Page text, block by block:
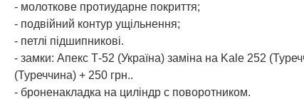
- молоткове протиударне покриття;
- подвійний контур ущільнення;
- петлі підшипникові.
- замки: Апекс Т-52 (Україна) заміна на Kale 252
(Туреччина) + 250 грн..
- броненакладка на циліндр с поворотником.